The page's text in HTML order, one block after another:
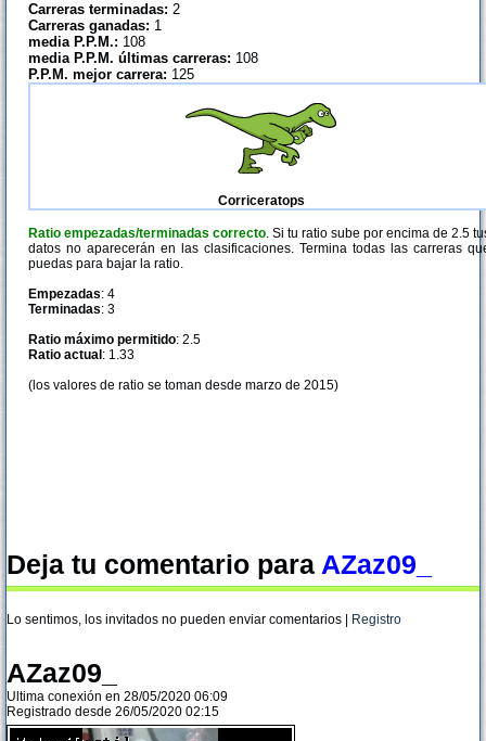
Carreras terminadas: 2
Carreras ganadas: 1
media P.P.M.: 108
media P.P.M. últimas carreras: 108
P.P.M. mejor carrera: 125
Corriceratops
Ratio empezadas/terminadas correcto. Si tu ratio sube por encima de 2.5
datos no aparecerán en las clasificaciones. Termina todas las carreras
puedas para bajar la ratio.
Empezadas: 4
Terminadas: 3
Ratio máximo permitido: 2.5
Ratio actual : 1.33
(los valores de ratio se toman desde marzo de 2015)
Deja tu comentario para AZaz09_
Lo sentimos, los invitados no pueden enviar comentarios | Registro
AZaz09_
Ultima conexión en 28/05/2020 06:09
Registrado desde 26/05/2020 02:15